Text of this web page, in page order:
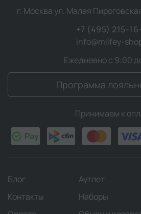
г. Москва ул. Малая
+7 (495) 215-
info@milfey-
Ежедневно с 9:00
Программа
Принимаем к
Блог Аутлет
Контакты
Наборы